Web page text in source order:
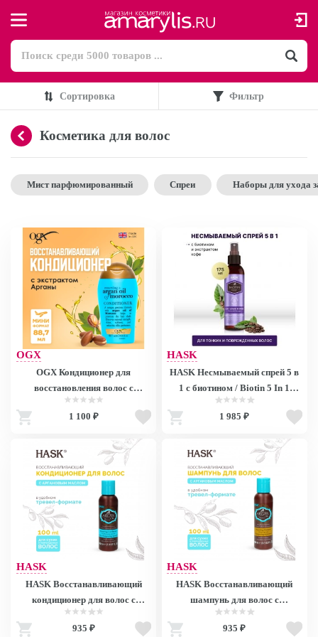
Сортировка Фильтр
Косметика для волос
Мист парфюмированный Спреи Наборы для ухода
OGX
OGX Кондиционер для
восстановления волос с
экстрактом Арганы тревел /
Travel Renewing + Argan Oil Of
97312 97312
1 100 ₽
HASK
HASK Несмываемый спрей 5 в
1 с биотином / Biotin 5 In 1
Leave-In Spray 175Ml 30225
30225
1 985 ₽
HASK
HASK Восстанавливающий
кондиционер для волос с
Аргановым маслом мини-
формат/ Argan Oil Repairing
935 ₽
HASK
HASK Восстанавливающий
шампунь для волос с
Аргановым маслом мини-
формат / Argan Oil Repairing
935 ₽